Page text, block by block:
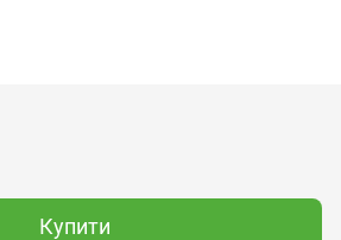
Купити